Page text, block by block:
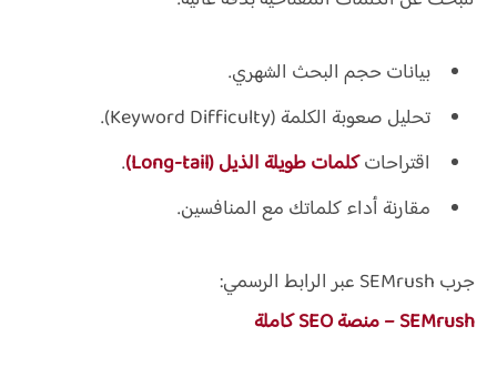
بيانات حجم البحث الشهري.
تحليل صعوبة الكلمة (Keyword Difficulty).
اقتراحاتكلمات طويلة الذيل (Long-tail)
.
مقارنة أداء كلماتك مع المنافسين.
جرب SEMrush عبر الرابط الرسمي:
SEMrush – منصة SEO كاملة